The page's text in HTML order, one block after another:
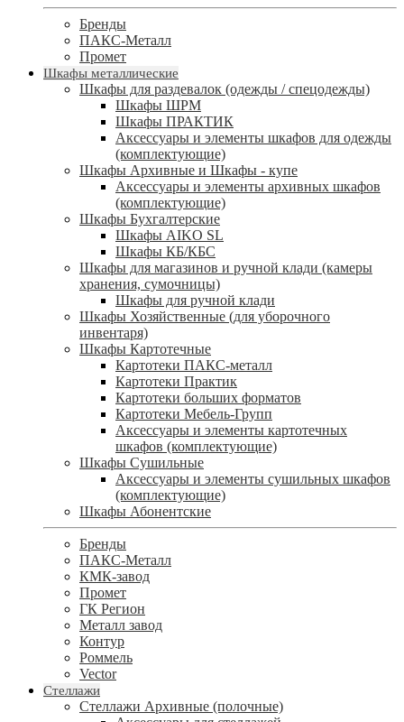
Бренды
ПАКС-Металл
Промет
Шкафы металлические
Шкафы для раздевалок (одежды / спецодежды)
Шкафы ШРМ
Шкафы ПРАКТИК
Аксессуары и элементы шкафов для одежды
(комплектующие)
Шкафы Архивные и Шкафы - купе
Аксессуары и элементы архивных шкафов
(комплектующие)
Шкафы Бухгалтерские
Шкафы AIKO SL
Шкафы КБ/КБС
Шкафы для магазинов и ручной клади (камеры
хранения, сумочницы)
Шкафы для ручной клади
Шкафы Хозяйственные (для уборочного
инвентаря)
Шкафы Картотечные
Картотеки ПАКС-металл
Картотеки Практик
Картотеки больших форматов
Картотеки Мебель-Групп
Аксессуары и элементы картотечных
шкафов (комплектующие)
Шкафы Сушильные
Аксессуары и элементы сушильных шкафов
(комплектующие)
Шкафы Абонентские
Бренды
ПАКС-Металл
КМК-завод
Промет
ГК Регион
Металл завод
Контур
Роммель
Vector
Стеллажи
Стеллажи Архивные (полочные)